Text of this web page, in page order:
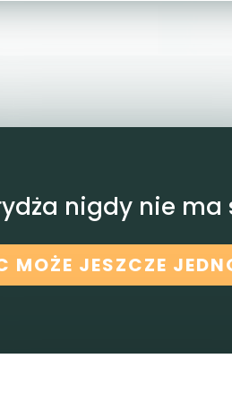
nigdy nie ma
MOŻE JESZCZE